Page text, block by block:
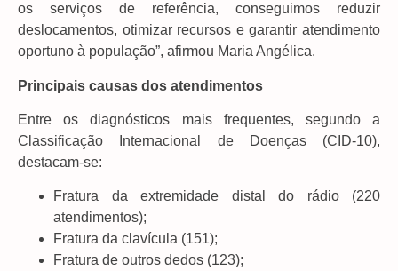
os serviços de referência, conseguimos reduzir
deslocamentos, otimizar recursos e garantir atendimento
oportuno à população”, afirmou Maria Angélica.
Principais causas dos atendimentos
Entre os diagnósticos mais frequentes, segundo a
Classificação Internacional de Doenças (CID-10),
destacam-se:
Fratura da extremidade distal do rádio (220
atendimentos);
Fratura da clavícula (151);
Fratura de outros dedos (123);